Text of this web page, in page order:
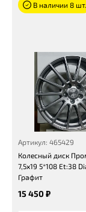
В наличии 8 шт.
Артикул: 465429
Колесный диск
7,5x19 5*108 Et:38
Графит
15 450 ₽